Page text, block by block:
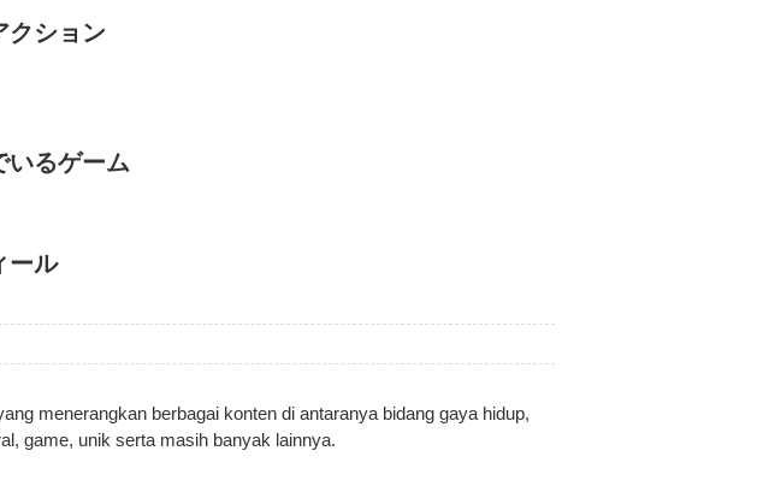
クション
いるゲーム
ール
menerangkan berbagai konten di antaranya bidang gaya hidup,
game, unik serta masih banyak lainnya.